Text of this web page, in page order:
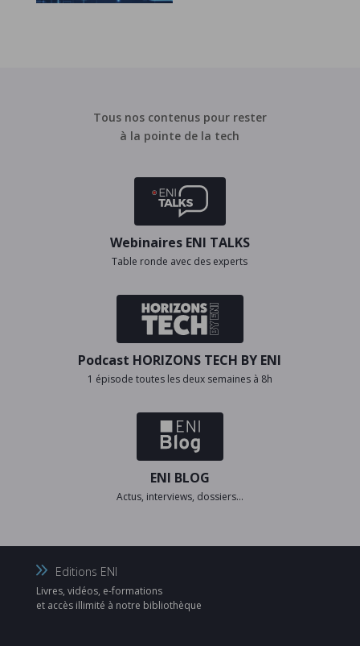
Tous nos contenus pour rester
à la pointe de la tech
Webinaires ENI TALKS
Table ronde avec des experts
Podcast HORIZONS TECH BY ENI
1 épisode toutes les deux semaines à 8h
ENI BLOG
Actus, interviews, dossiers…
Editions ENI
Livres, vidéos, e-formations
et accès illimité à notre bibliothèque